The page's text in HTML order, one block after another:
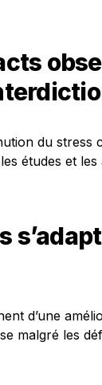
du stress
études et
d’une
malgré les